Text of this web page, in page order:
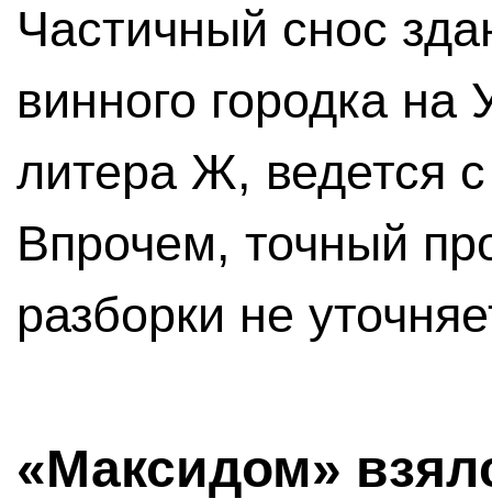
Частичный снос
винного городка на
литера Ж, ведется
Впрочем, точный
разборки не
«Максидом»